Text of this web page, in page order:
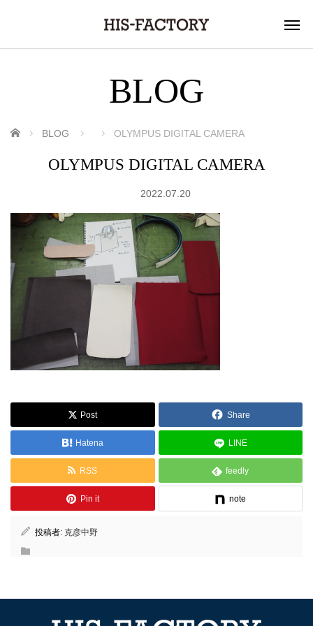
BLOG
ホーム BLOG OLYMPUS DIGITAL CAMERA
OLYMPUS DIGITAL CAMERA
2022.07.20
Post Share
Hatena LINE
RSS feedly
Pin it note
投稿者: 克彦中野